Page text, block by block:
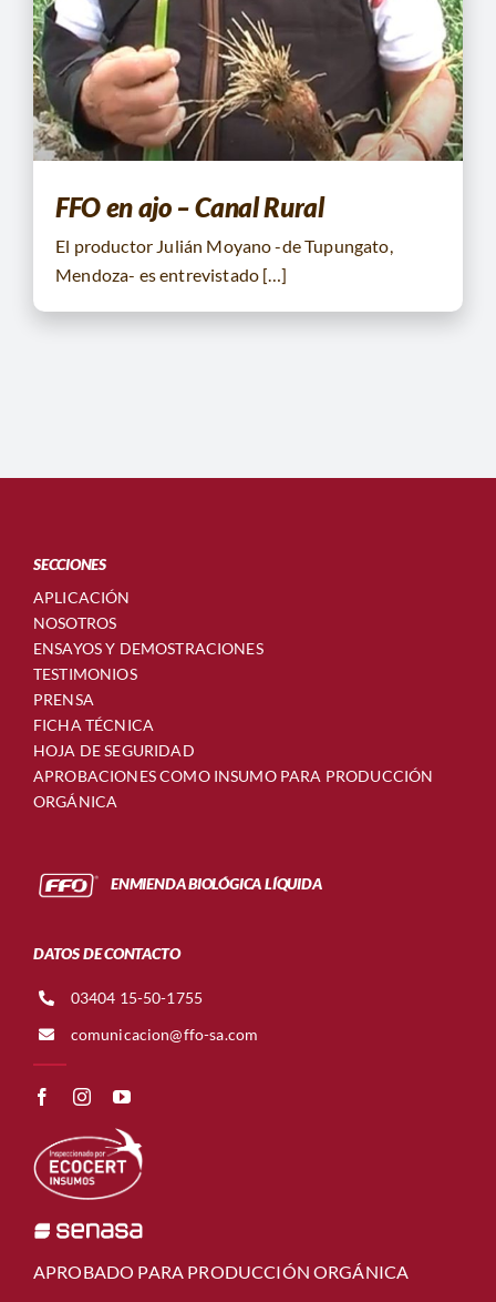
FFO en ajo – Canal Rural
El productor Julián Moyano -de Tupungato,
Mendoza- es entrevistado […]
SECCIONES
APLICACIÓN
NOSOTROS
ENSAYOS Y DEMOSTRACIONES
TESTIMONIOS
PRENSA
FICHA TÉCNICA
HOJA DE SEGURIDAD
APROBACIONES COMO INSUMO PARA PRODUCCIÓN
ORGÁNICA
ENMIENDA BIOLÓGICA LÍQUIDA
DATOS DE CONTACTO
03404 15-50-1755
comunicacion@ffo-sa.com
APROBADO PARA PRODUCCIÓN ORGÁNICA